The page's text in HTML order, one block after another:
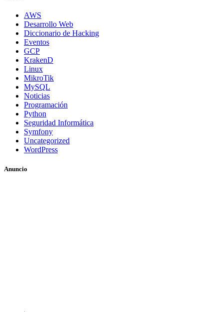
AWS
Desarrollo Web
Diccionario de Hacking
Eventos
GCP
KrakenD
Linux
MikroTik
MySQL
Noticias
Programación
Python
Seguridad Informática
Symfony
Uncategorized
WordPress
Anuncio